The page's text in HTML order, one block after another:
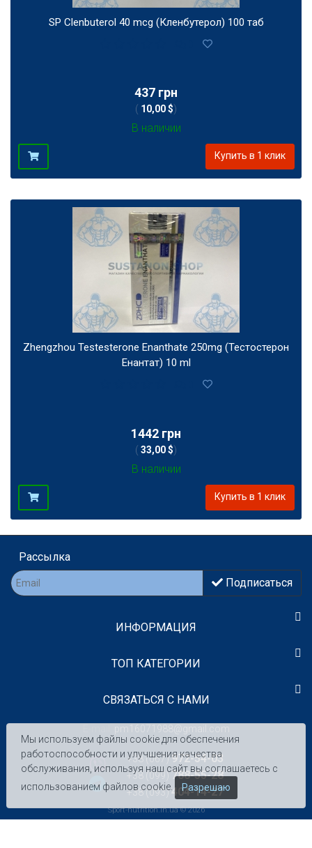
SP Clenbuterol 40 mcg (Кленбутерол) 100 таб
437 грн
( 10,00 $)
В наличии
Купить в 1 клик
Zhengzhou Testesterone Enanthate 250mg (Тестостерон
Енантат) 10 ml
1442 грн
( 33,00 $)
В наличии
Купить в 1 клик
Рассылка
Подписаться
ИНФОРМАЦИЯ
TOП КАТЕГОРИИ
СВЯЗАТЬСЯ С НАМИ
pm16071988@gmail.com
+38 (067)972-54-03
+38 (099)788-55-28
+38 (093)404-14-27
Sport-nutrition.in.ua © 2026
Мы используем файлы cookie для обеспечения
работоспособности и улучшения качества
обслуживания, используя наш сайт вы соглашаетесь с
использованием файлов cookie.
Разрешаю